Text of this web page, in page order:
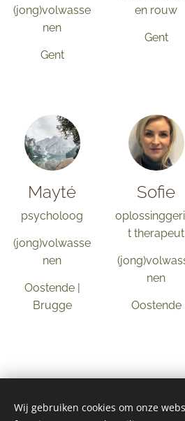
(jong)volwasse
nen
Gent
en rouw
Gent
Mayté
psycholoog
(jong)volwasse
nen
Oostende |
Brugge
Sofie
t therapeut
nen
Oostende
Wij gebruiken cookies om onze